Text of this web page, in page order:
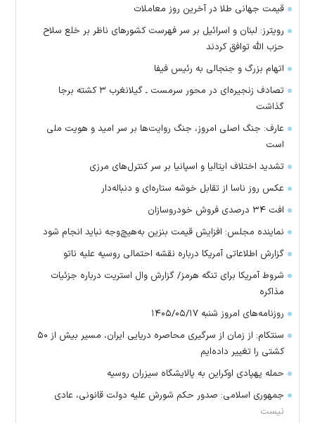
قیمت جهانی طلا در آخرین روز معاملات
رویترز: لبنان و اسرائیل بر سر فهرست کشور‌های ناظر بر خلع سلاح
حزب الله توافق کردند
اتهام بزرگ و جنجالی به رئیس فیفا
تصادف زنجیره‌ای در محور سرمست ـ گیلانغرب ۳ کشته برجا
گذاشت
عارف: جنگ اصلی امروز، جنگ روایت‌ها بر سر امید و هویت ملی
است
تشدید اختلاف ایتالیا و اسپانیا بر سر کنترل‌های مرزی
عکس روز ناسا از تقابل خوشه ستاره‌ای و دنباله‌دار
افت ۳۴ درصدی فروش خودروسازان
نماینده مجلس: افزایش قیمت بنزین به‌هیچ‌وجه نباید انجام شود
گزارش اطلاعاتی آمریکا درباره نقشه احتمالی روسیه علیه ناتو
شروط آمریکا برای تنگه هرمز/ گزارش وال استریت درباره جزئیات
مذاکره
روزنامه‌های امروز شنبه ۱۴۰۵/۰۵/۱۷
سنتکام: از زمان از سرگیری محاصره دریایی ایران، مسیر بیش از ۵۰
کشتی را تغییر داده‌ایم
حمله پهپادی اوکراین به پالایشگاه سیزران روسیه
جمهوری اسلامی: صدور حکم شورش علیه دولت قانونی، عادی
نیست